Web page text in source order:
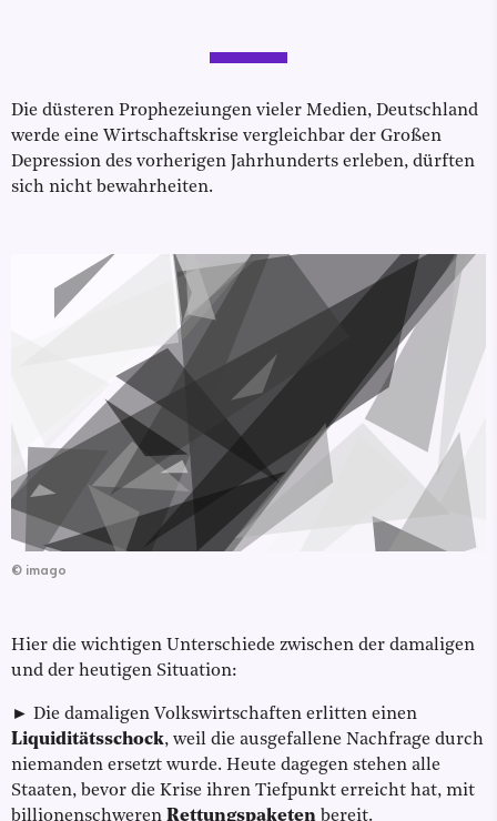
Die düsteren Prophezeiungen vieler Medien, Deutschland
werde eine Wirtschaftskrise vergleichbar der Großen
Depression des vorherigen Jahrhunderts erleben, dürften
sich nicht bewahrheiten.
© imago
Hier die wichtigen Unterschiede zwischen der damaligen
und der heutigen Situation:
► Die damaligen Volkswirtschaften erlitten einen
Liquiditätsschock, weil die ausgefallene Nachfrage durch
niemanden ersetzt wurde. Heute dagegen stehen alle
Staaten, bevor die Krise ihren Tiefpunkt erreicht hat, mit
billionenschweren Rettungspaketen bereit.